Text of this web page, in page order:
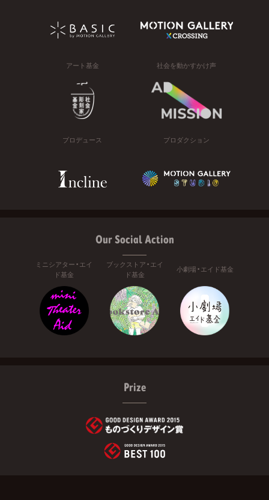
アート基金 社会を動かすかけ声
プロデュース プロダクション
Our Social Action
ミニシアター・エイ
ド基金
ブックストア・エイ
ド基金
小劇場・エイド基金
Prize